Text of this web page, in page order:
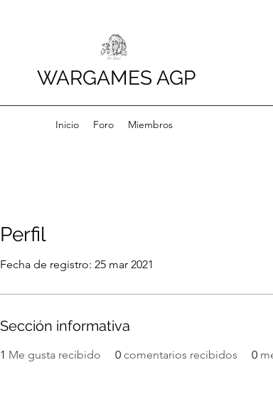
WARGAMES AGP
Inicio Foro Miembros
Perfil
Fecha de registro: 25 mar 2021
Sección informativa
1 Me gusta recibido 0 comentarios recibidos 0